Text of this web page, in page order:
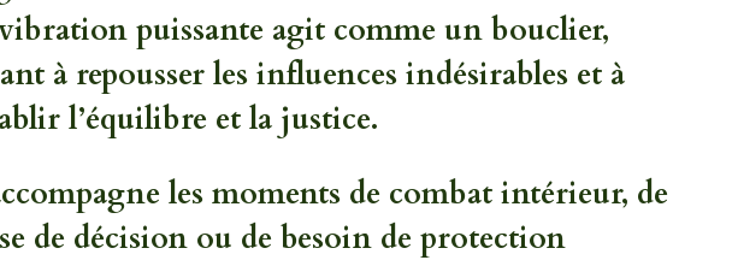
puissante agit comme un bouclier,
à repousser les influences indésirables et à
l’équilibre et la justice.
les moments de combat intérieur, de
de décision ou de besoin de protection